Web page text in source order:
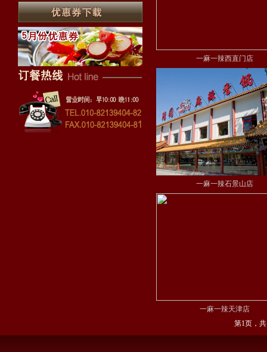
一麻一辣西直门店
一麻一辣石景山店
一麻一辣天津店
第1页，